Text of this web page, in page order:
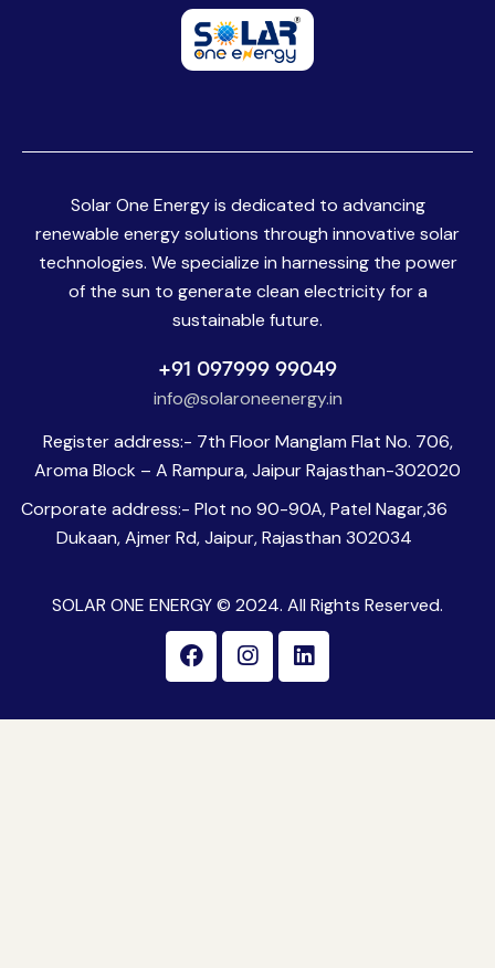
Solar One Energy is dedicated to advancing
renewable energy solutions through innovative solar
technologies. We specialize in harnessing the power
of the sun to generate clean electricity for a
sustainable future.
+91 097999 99049
info@solaroneenergy.in
Register address:- 7th Floor Manglam Flat No. 706,
Aroma Block – A Rampura, Jaipur Rajasthan-302020
Corporate address:- Plot no 90-90A, Patel Nagar,36
Dukaan, Ajmer Rd, Jaipur, Rajasthan 302034
SOLAR ONE ENERGY © 2024. All Rights Reserved.